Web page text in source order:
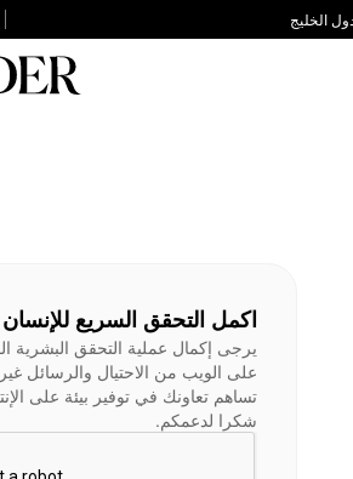
اكمل التحقق السريع للإنسان
يرجى إكمال عملية التحقق البشرية
على الويب من الاحتيال والرسائل
تساهم تعاونك في توفير بيئة على
شكرا لدعمكم.